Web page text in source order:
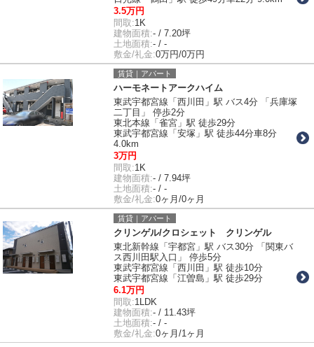
3.5万円
間取:1K
建物面積:- / 7.20坪
土地面積:- / -
敷金/礼金:0万円/0万円
賃貸｜アパート
ハーモネートアークハイム
東武宇都宮線「西川田」駅 バス4分 「兵庫塚
二丁目」 停歩2分
東北本線「雀宮」駅 徒歩29分
東武宇都宮線「安塚」駅 徒歩44分車8分
4.0km
3万円
間取:1K
建物面積:- / 7.94坪
土地面積:- / -
敷金/礼金:0ヶ月/0ヶ月
賃貸｜アパート
クリンゲル/クロシェット クリンゲル
東北新幹線「宇都宮」駅 バス30分 「関東バ
ス西川田駅入口」 停歩5分
東武宇都宮線「西川田」駅 徒歩10分
東武宇都宮線「江曽島」駅 徒歩29分
6.1万円
間取:1LDK
建物面積:- / 11.43坪
土地面積:- / -
敷金/礼金:0ヶ月/1ヶ月